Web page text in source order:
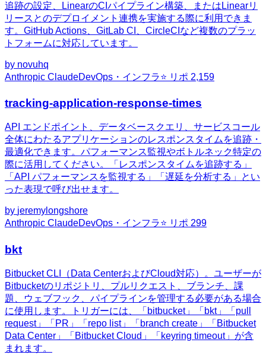
追跡の設定、LinearのCIパイプライン構築、またはLinearリ
リースとのデプロイメント連携を実施する際に利用できま
す。GitHub Actions、GitLab CI、CircleCIなど複数のプラッ
トフォームに対応しています。
by novuhq
Anthropic ClaudeDevOps・インフラ⭐ リポ 2,159
tracking-application-response-times
API エンドポイント、データベースクエリ、サービスコール
全体にわたるアプリケーションのレスポンスタイムを追跡・
最適化できます。パフォーマンス監視やボトルネック特定の
際に活用してください。「レスポンスタイムを追跡する」
「API パフォーマンスを監視する」「遅延を分析する」とい
った表現で呼び出せます。
by jeremylongshore
Anthropic ClaudeDevOps・インフラ⭐ リポ 299
bkt
Bitbucket CLI（Data CenterおよびCloud対応）。ユーザーが
Bitbucketのリポジトリ、プルリクエスト、ブランチ、課
題、ウェブフック、パイプラインを管理する必要がある場合
に使用します。トリガーには、「bitbucket」「bkt」「pull
request」「PR」「repo list」「branch create」「Bitbucket
Data Center」「Bitbucket Cloud」「keyring timeout」が含
まれます。